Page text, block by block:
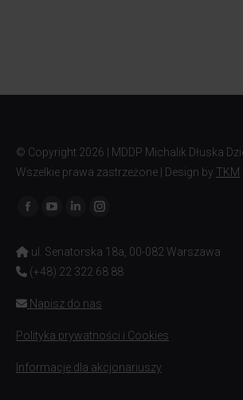
© Copyright 2026 | MDDP Michalik Dłuska
Wszelkie prawa zastrzeżone | Design by TKM
Znajdź nas na:
ul. Senatorska 18a, 00-082 Warszawa
(+48) 22 322 68 88
Napisz do nas
Polityka prywatności i Cookies
Informacje dla akcjonariuszy